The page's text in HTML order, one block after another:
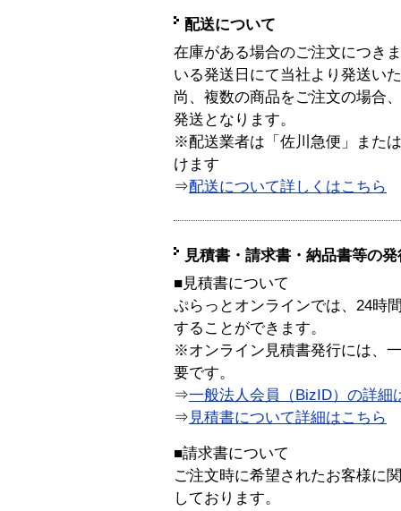
配送について
在庫がある場合のご注文につき
いる発送日にて当社より発送い
尚、複数の商品をご注文の場合
発送となります。
※配送業者は「佐川急便」また
けます
⇒配送について詳しくはこちら
見積書・請求書・納品書等の
■見積書について
ぷらっとオンラインでは、24時
することができます。
※オンライン見積書発行には、
要です。
⇒一般法人会員（BizID）の詳細
⇒ 見積書について詳細はこちら
■請求書について
ご注文時に希望されたお客様に
しております。